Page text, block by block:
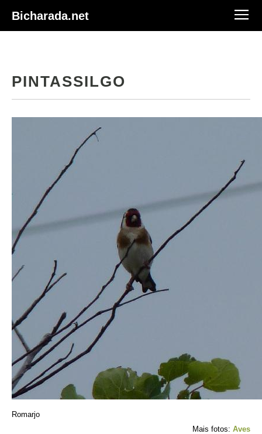
Bicharada.net
PINTASSILGO
Romarjo
Mais fotos: Aves